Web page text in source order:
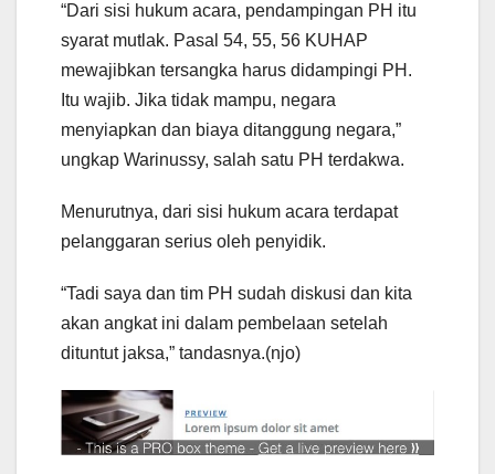
“Dari sisi hukum acara, pendampingan PH itu
syarat mutlak. Pasal 54, 55, 56 KUHAP
mewajibkan tersangka harus didampingi PH.
Itu wajib. Jika tidak mampu, negara
menyiapkan dan biaya ditanggung negara,”
ungkap Warinussy, salah satu PH terdakwa.
Menurutnya, dari sisi hukum acara terdapat
pelanggaran serius oleh penyidik.
“Tadi saya dan tim PH sudah diskusi dan kita
akan angkat ini dalam pembelaan setelah
dituntut jaksa,” tandasnya.(njo)